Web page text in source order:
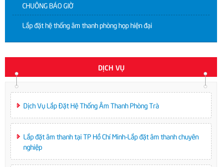
CHUÔNG BÁO GIỜ
Lắp đặt hệ thống âm thanh phòng họp hiện đại
DỊCH VỤ
Dịch Vụ Lắp Đặt Hệ Thống Âm Thanh Phòng Trà
Lắp đặt âm thanh tại TP Hồ Chí Minh-Lắp đặt âm thanh chuyên
nghiệp